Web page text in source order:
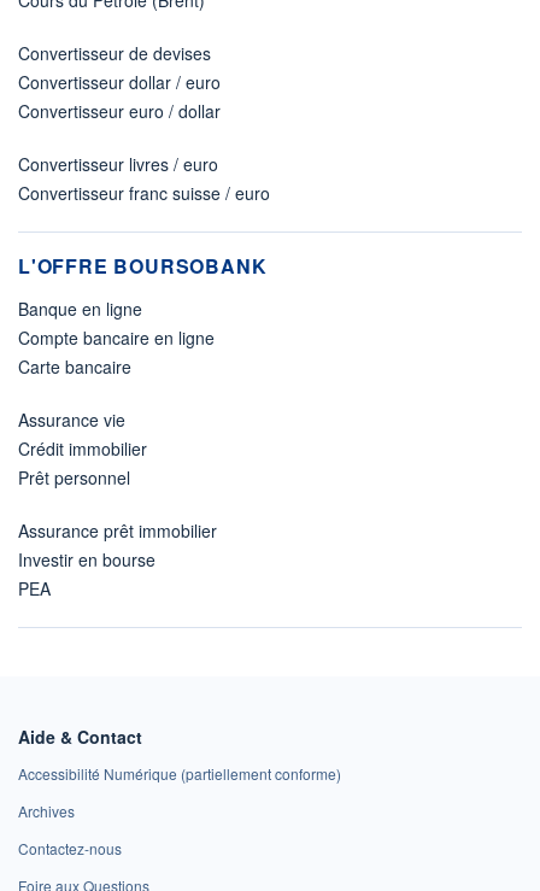
Convertisseur de devises
Convertisseur dollar / euro
Convertisseur euro / dollar
Convertisseur livres / euro
Convertisseur franc suisse / euro
L'OFFRE BOURSOBANK
Banque en ligne
Compte bancaire en ligne
Carte bancaire
Assurance vie
Crédit immobilier
Prêt personnel
Assurance prêt immobilier
Investir en bourse
PEA
Aide & Contact
Accessibilité Numérique (partiellement conforme)
Archives
Contactez-nous
Foire aux Questions